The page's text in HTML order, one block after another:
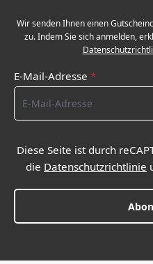
Wir senden Ihnen einen
zu. Indem Sie sich anmelden,
E-Mail-Adresse *
Diese Seite ist durch
die Datenschutzrichtlinie